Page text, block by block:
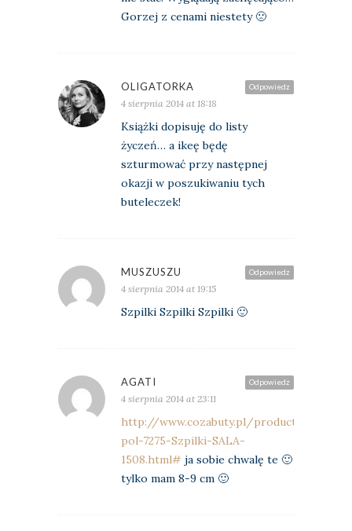
Gorzej z cenami niestety 🙁
Odpowiedz
OLIGATORKA
4 sierpnia 2014 at 18:18
Książki dopisuję do listy
życzeń… a ikeę będę
szturmować przy następnej
okazji w poszukiwaniu tych
buteleczek!
Odpowiedz
MUSZUSZU
4 sierpnia 2014 at 19:15
Szpilki Szpilki Szpilki 🙂
Odpowiedz
AGATI
4 sierpnia 2014 at 23:11
http://www.cozabuty.pl/product-
pol-7275-Szpilki-SALA-
1508.html# ja sobie chwalę te 🙂
tylko mam 8-9 cm 🙂